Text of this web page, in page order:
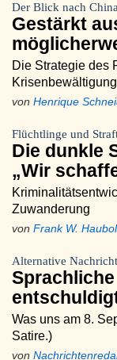
Der Blick nach China
Gestärkt
Die Strategie des
Krisenbewältigung
von Henrique
Flüchtlinge und
Die dunkle
„Wir
Zuwanderung
von Frank W.
Alternative
Was uns am 8.
Satire.)
von